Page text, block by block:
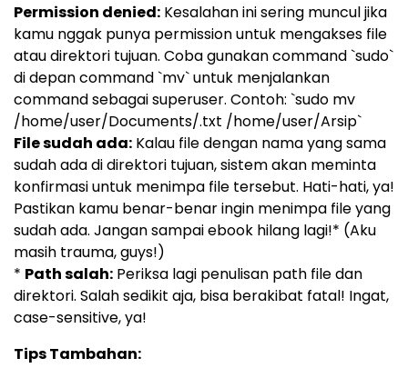
Permission denied: Kesalahan ini sering muncul jika
kamu nggak punya permission untuk mengakses file
atau direktori tujuan. Coba gunakan command `sudo`
di depan command `mv` untuk menjalankan
command sebagai superuser. Contoh: `sudo mv
/home/user/Documents/.txt /home/user/Arsip`
File sudah ada: Kalau file dengan nama yang sama
sudah ada di direktori tujuan, sistem akan meminta
konfirmasi untuk menimpa file tersebut. Hati-hati, ya!
Pastikan kamu benar-benar ingin menimpa file yang
sudah ada. Jangan sampai ebook hilang lagi!* (Aku
masih trauma, guys!)
* Path salah: Periksa lagi penulisan path file dan
direktori. Salah sedikit aja, bisa berakibat fatal! Ingat,
case-sensitive, ya!
Tips Tambahan: